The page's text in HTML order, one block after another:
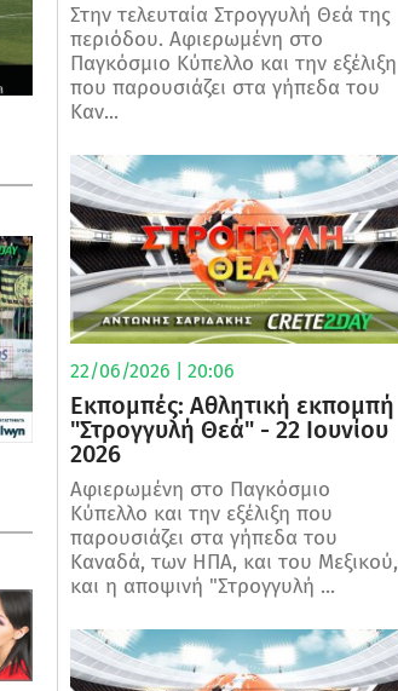
Στην τελευταία Στρογγυλή Θεά της
περιόδου. Αφιερωμένη στο
Παγκόσμιο Κύπελλο και την εξέλιξη
που παρουσιάζει στα γήπεδα του
Καν...
22/06/2026 | 20:06
Εκπομπές: Αθλητική εκπομπή
"Στρογγυλή Θεά" - 22 Ιουνίου
2026
Αφιερωμένη στο Παγκόσμιο
Κύπελλο και την εξέλιξη που
παρουσιάζει στα γήπεδα του
Καναδά, των ΗΠΑ, και του Μεξικού,
και η αποψινή "Στρογγυλή ...